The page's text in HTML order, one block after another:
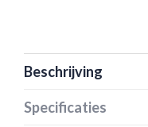
Beschrijving
Specificaties